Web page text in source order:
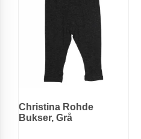
Christina Rohde
Bukser, Grå